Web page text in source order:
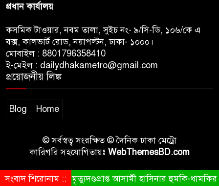
প্রধান কার্যালয়
কসমিক টাওয়ার, নবম তালা, সুইচ নং- ৯/সি-ডি, ১০৬/কে এ
বক্স, কালভার্ট রোড, নয়াপল্টন, ঢাকা- ১০০০।
মোবাইল : 8801796358410
ই-মেইল : dailydhakametro@gmail.com
প্রয়োজনীয় লিঙ্ক
Blog Home
© সর্বস্বত্ব সংরক্ষিত © দৈনিক ঢাকা মেট্রো
কারিগরি সহযোগিতায়ঃ WebThemesBD.com
সংবাদ শিরোনাম ::মৃত্যুদণ্ডপ্রাপ্ত আসামী হাসিনার হুমকি-ধামকির